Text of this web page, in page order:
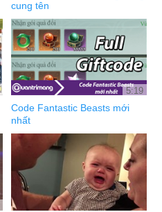
cung tên
5:19
Code Fantastic Beasts mới
nhất